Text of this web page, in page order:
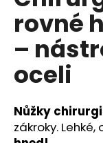
hvězdiček.
rovné
–
oceli
Nůžky
zákroky.
a
j
í
t
?